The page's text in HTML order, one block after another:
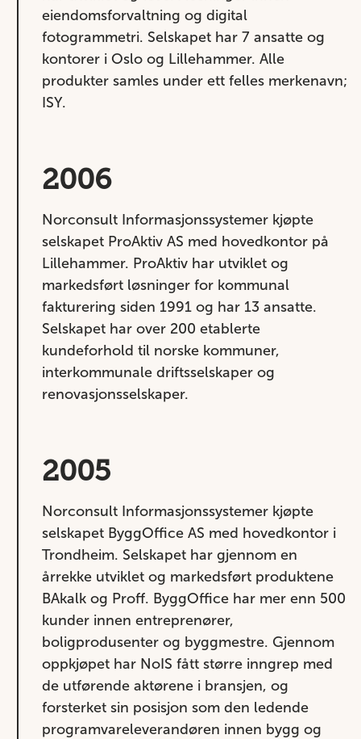
eiendomsforvaltning og digital
fotogrammetri. Selskapet har 7 ansatte og
kontorer i Oslo og Lillehammer. Alle
produkter samles under ett felles merkenavn;
ISY.
2006
Norconsult Informasjonssystemer kjøpte
selskapet ProAktiv AS med hovedkontor på
Lillehammer. ProAktiv har utviklet og
markedsført løsninger for kommunal
fakturering siden 1991 og har 13 ansatte.
Selskapet har over 200 etablerte
kundeforhold til norske kommuner,
interkommunale driftsselskaper og
renovasjonsselskaper.
2005
Norconsult Informasjonssystemer kjøpte
selskapet ByggOffice AS med hovedkontor i
Trondheim. Selskapet har gjennom en
årrekke utviklet og markedsført produktene
BAkalk og Proff. ByggOffice har mer enn 500
kunder innen entreprenører,
boligprodusenter og byggmestre. Gjennom
oppkjøpet har NoIS fått større inngrep med
de utførende aktørene i bransjen, og
forsterket sin posisjon som den ledende
programvareleverandøren innen bygg og